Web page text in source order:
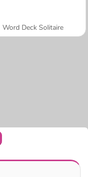
Word Deck Solitaire